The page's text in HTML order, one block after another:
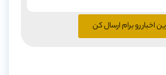
اخبار رو برام ارسال کن